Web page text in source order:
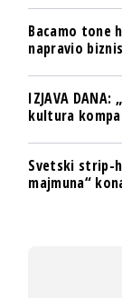
Bacamo tone
napravio biznis
IZJAVA
kultura
Svetski strip-
majmuna“